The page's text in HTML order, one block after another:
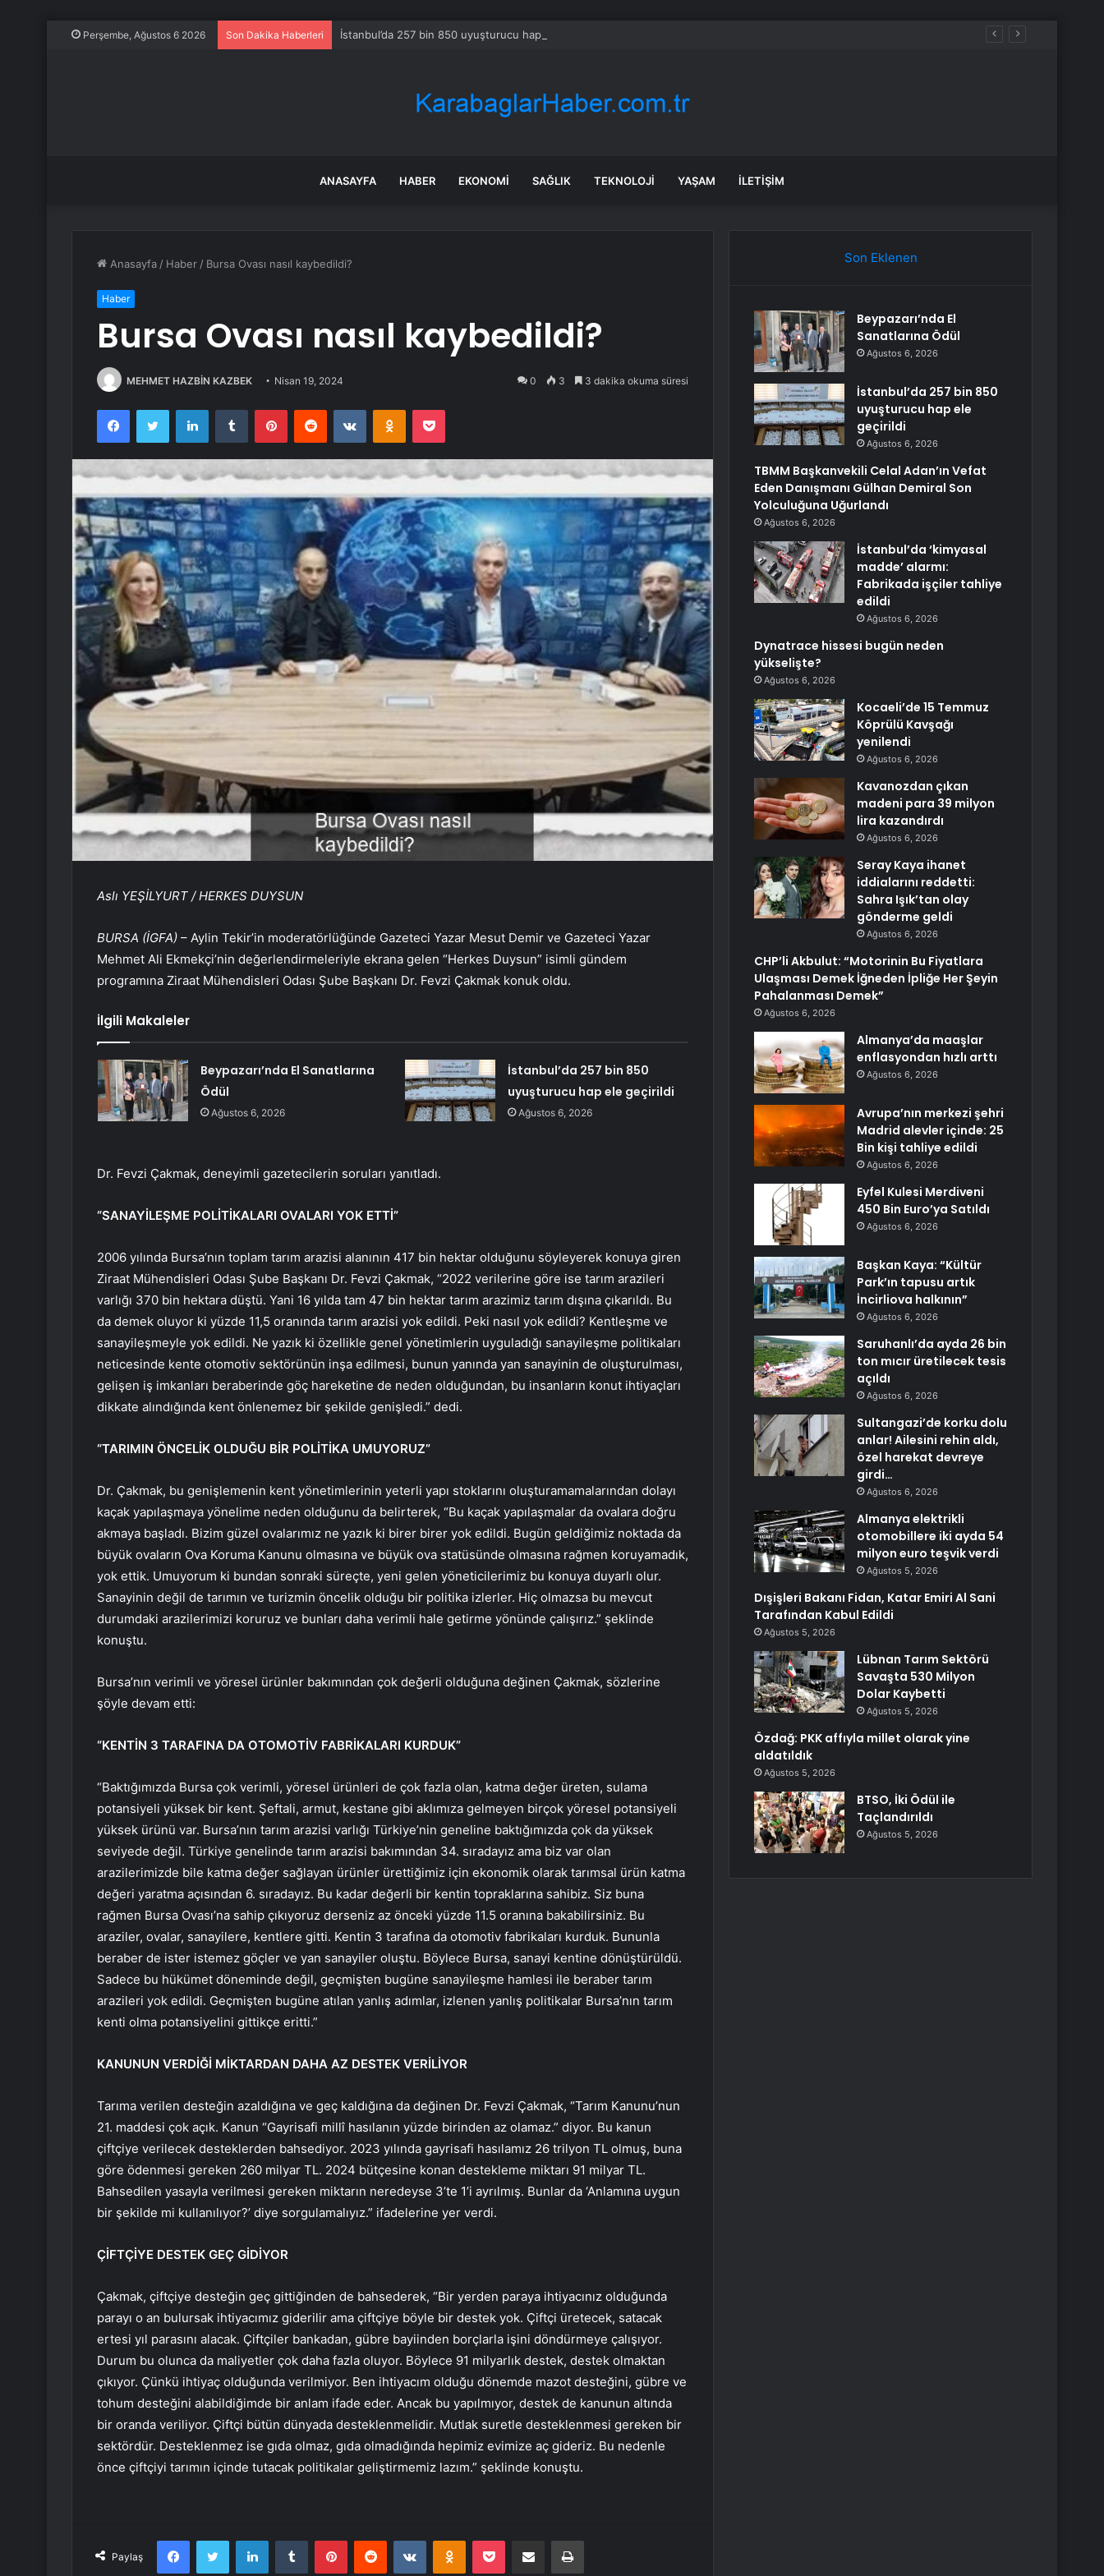
Perşembe, Ağustos 6 2026 Son Dakika Haberleri İstanbul’da 257 bin 850 uyuşturucu hap ele geçirildi
ANASAYFA HABER EKONOMI SAĞLIK TEKNOLOJI YAŞAM İLETIŞIM
Anasayfa / Haber / Bursa Ovası nasıl kaybedildi?
Haber
Bursa Ovası nasıl kaybedildi?
MEHMET HAZBİN KAZBEK Nisan 19, 2024 0 3 3 dakika okuma süresi
FacebookTwitter LinkedInTumblr PinterestReddit VKontakteOdnoklassniki
Pocket
Aslı YEŞİLYURT / HERKES DUYSUN
BURSA (İGFA) – Aylin Tekir’in moderatörlüğünde Gazeteci Yazar Mesut Demir ve Gazeteci Yazar
Mehmet Ali Ekmekçi’nin değerlendirmeleriyle ekrana gelen “Herkes Duysun” isimli gündem
programına Ziraat Mühendisleri Odası Şube Başkanı Dr. Fevzi Çakmak konuk oldu.
İlgili Makaleler
Beypazarı’nda El Sanatlarına
Ödül
Ağustos 6, 2026
İstanbul’da 257 bin 850
uyuşturucu hap ele geçirildi
Ağustos 6, 2026
Dr. Fevzi Çakmak, deneyimli gazetecilerin soruları yanıtladı.
“SANAYİLEŞME POLİTİKALARI OVALARI YOK ETTİ”
2006 yılında Bursa’nın toplam tarım arazisi alanının 417 bin hektar olduğunu söyleyerek konuya giren
Ziraat Mühendisleri Odası Şube Başkanı Dr. Fevzi Çakmak, “2022 verilerine göre ise tarım arazileri
varlığı 370 bin hektara düştü. Yani 16 yılda tam 47 bin hektar tarım arazimiz tarım dışına çıkarıldı. Bu
da demek oluyor ki yüzde 11,5 oranında tarım arazisi yok edildi. Peki nasıl yok edildi? Kentleşme ve
sanayileşmeyle yok edildi. Ne yazık ki özellikle genel yönetimlerin uyguladığı sanayileşme politikaları
neticesinde kente otomotiv sektörünün inşa edilmesi, bunun yanında yan sanayinin de oluşturulması,
gelişen iş imkanları beraberinde göç hareketine de neden olduğundan, bu insanların konut ihtiyaçları
dikkate alındığında kent önlenemez bir şekilde genişledi.” dedi.
“TARIMIN ÖNCELİK OLDUĞU BİR POLİTİKA UMUYORUZ”
Dr. Çakmak, bu genişlemenin kent yönetimlerinin yeterli yapı stoklarını oluşturamamalarından dolayı
kaçak yapılaşmaya yönelime neden olduğunu da belirterek, “Bu kaçak yapılaşmalar da ovalara doğru
akmaya başladı. Bizim güzel ovalarımız ne yazık ki birer birer yok edildi. Bugün geldiğimiz noktada da
büyük ovaların Ova Koruma Kanunu olmasına ve büyük ova statüsünde olmasına rağmen koruyamadık,
yok ettik. Umuyorum ki bundan sonraki süreçte, yeni gelen yöneticilerimiz bu konuya duyarlı olur.
Sanayinin değil de tarımın ve turizmin öncelik olduğu bir politika izlerler. Hiç olmazsa bu mevcut
durumdaki arazilerimizi koruruz ve bunları daha verimli hale getirme yönünde çalışırız.” şeklinde
konuştu.
Bursa’nın verimli ve yöresel ürünler bakımından çok değerli olduğuna değinen Çakmak, sözlerine
şöyle devam etti:
“KENTİN 3 TARAFINA DA OTOMOTİV FABRİKALARI KURDUK”
“Baktığımızda Bursa çok verimli, yöresel ürünleri de çok fazla olan, katma değer üreten, sulama
potansiyeli yüksek bir kent. Şeftali, armut, kestane gibi aklımıza gelmeyen birçok yöresel potansiyeli
yüksek ürünü var. Bursa’nın tarım arazisi varlığı Türkiye’nin geneline baktığımızda çok da yüksek
seviyede değil. Türkiye genelinde tarım arazisi bakımından 34. sıradayız ama biz var olan
arazilerimizde bile katma değer sağlayan ürünler ürettiğimiz için ekonomik olarak tarımsal ürün katma
değeri yaratma açısından 6. sıradayız. Bu kadar değerli bir kentin topraklarına sahibiz. Siz buna
rağmen Bursa Ovası’na sahip çıkıyoruz derseniz az önceki yüzde 11.5 oranına bakabilirsiniz. Bu
araziler, ovalar, sanayilere, kentlere gitti. Kentin 3 tarafına da otomotiv fabrikaları kurduk. Bununla
beraber de ister istemez göçler ve yan sanayiler oluştu. Böylece Bursa, sanayi kentine dönüştürüldü.
Sadece bu hükümet döneminde değil, geçmişten bugüne sanayileşme hamlesi ile beraber tarım
arazileri yok edildi. Geçmişten bugüne atılan yanlış adımlar, izlenen yanlış politikalar Bursa’nın tarım
kenti olma potansiyelini gittikçe eritti.”
KANUNUN VERDİĞİ MİKTARDAN DAHA AZ DESTEK VERİLİYOR
Tarıma verilen desteğin azaldığına ve geç kaldığına da değinen Dr. Fevzi Çakmak, “Tarım Kanunu’nun
21. maddesi çok açık. Kanun “Gayrisafi millî hasılanın yüzde birinden az olamaz.” diyor. Bu kanun
çiftçiye verilecek desteklerden bahsediyor. 2023 yılında gayrisafi hasılamız 26 trilyon TL olmuş, buna
göre ödenmesi gereken 260 milyar TL. 2024 bütçesine konan destekleme miktarı 91 milyar TL.
Bahsedilen yasayla verilmesi gereken miktarın neredeyse 3’te 1’i ayrılmış. Bunlar da ‘Anlamına uygun
bir şekilde mi kullanılıyor?’ diye sorgulamalıyız.” ifadelerine yer verdi.
ÇİFTÇİYE DESTEK GEÇ GİDİYOR
Çakmak, çiftçiye desteğin geç gittiğinden de bahsederek, “Bir yerden paraya ihtiyacınız olduğunda
parayı o an bulursak ihtiyacımız giderilir ama çiftçiye böyle bir destek yok. Çiftçi üretecek, satacak
ertesi yıl parasını alacak. Çiftçiler bankadan, gübre bayiinden borçlarla işini döndürmeye çalışıyor.
Durum bu olunca da maliyetler çok daha fazla oluyor. Böylece 91 milyarlık destek, destek olmaktan
çıkıyor. Çünkü ihtiyaç olduğunda verilmiyor. Ben ihtiyacım olduğu dönemde mazot desteğini, gübre ve
tohum desteğini alabildiğimde bir anlam ifade eder. Ancak bu yapılmıyor, destek de kanunun altında
bir oranda veriliyor. Çiftçi bütün dünyada desteklenmelidir. Mutlak suretle desteklenmesi gereken bir
sektördür. Desteklenmez ise gıda olmaz, gıda olmadığında hepimiz evimize aç gideriz. Bu nedenle
önce çiftçiyi tarımın içinde tutacak politikalar geliştirmemiz lazım.” şeklinde konuştu.
Paylaş
FacebookTwitter LinkedInTumblr PinterestReddit VKontakteOdnoklassniki
Pocket E-Posta ile paylaş Yazdır
Son Eklenen
Beypazarı’nda El
Sanatlarına Ödül
Ağustos 6, 2026
İstanbul’da 257 bin 850
uyuşturucu hap ele
geçirildi
Ağustos 6, 2026
TBMM Başkanvekili Celal Adan’ın Vefat
Eden Danışmanı Gülhan Demiral Son
Yolculuğuna Uğurlandı
Ağustos 6, 2026
İstanbul’da ‘kimyasal
madde’ alarmı:
Fabrikada işçiler tahliye
edildi
Ağustos 6, 2026
Dynatrace hissesi bugün neden
yükselişte?
Ağustos 6, 2026
Kocaeli’de 15 Temmuz
Köprülü Kavşağı
yenilendi
Ağustos 6, 2026
Kavanozdan çıkan
madeni para 39 milyon
lira kazandırdı
Ağustos 6, 2026
Seray Kaya ihanet
iddialarını reddetti:
Sahra Işık’tan olay
gönderme geldi
Ağustos 6, 2026
CHP’li Akbulut: “Motorinin Bu Fiyatlara
Ulaşması Demek İğneden İpliğe Her Şeyin
Pahalanması Demek”
Ağustos 6, 2026
Almanya’da maaşlar
enflasyondan hızlı arttı
Ağustos 6, 2026
Avrupa’nın merkezi şehri
Madrid alevler içinde: 25
Bin kişi tahliye edildi
Ağustos 6, 2026
Eyfel Kulesi Merdiveni
450 Bin Euro’ya Satıldı
Ağustos 6, 2026
Başkan Kaya: “Kültür
Park’ın tapusu artık
İncirliova halkının”
Ağustos 6, 2026
Saruhanlı’da ayda 26 bin
ton mıcır üretilecek tesis
açıldı
Ağustos 6, 2026
Sultangazi’de korku dolu
anlar! Ailesini rehin aldı,
özel harekat devreye
girdi…
Ağustos 6, 2026
Almanya elektrikli
otomobillere iki ayda 54
milyon euro teşvik verdi
Ağustos 5, 2026
Dışişleri Bakanı Fidan, Katar Emiri Al Sani
Tarafından Kabul Edildi
Ağustos 5, 2026
Lübnan Tarım Sektörü
Savaşta 530 Milyon
Dolar Kaybetti
Ağustos 5, 2026
Özdağ: PKK affıyla millet olarak yine
aldatıldık
Ağustos 5, 2026
BTSO, İki Ödül ile
Taçlandırıldı
Ağustos 5, 2026